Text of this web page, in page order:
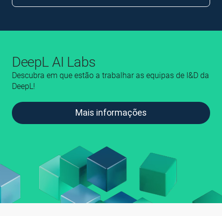
DeepL AI Labs
Descubra em que estão a trabalhar as equipas de I&D da
DeepL!
Mais informações